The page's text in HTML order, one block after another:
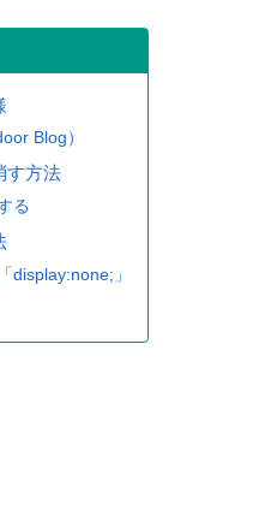
Blog）
す方法
る
display:none;」